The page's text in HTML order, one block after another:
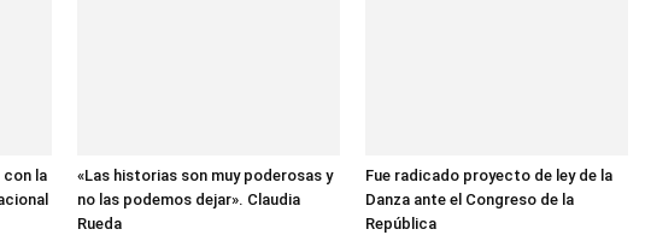
con la
«Las historias son muy poderosas y
no las podemos dejar». Claudia
Rueda
Fue radicado proyecto de ley de la
Danza ante el Congreso de la
República